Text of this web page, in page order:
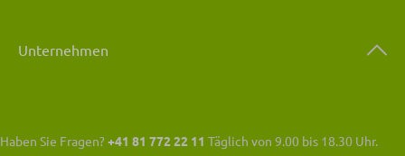
Unternehmen
Haben Sie Fragen?+41 81 772 22 11 Täglich von 9.00 bis 18.30 Uhr.